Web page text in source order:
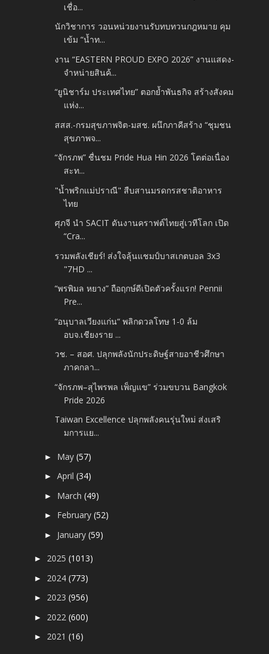
เชื่อ...
นักวิชาการ วอนหน่วยงานรับทบทวนกฎหมาย คุม
เข้ม “น้ำท...
งาน “EASTERN PROUD EXPO 2026” งานแสดง-
จำหน่ายสินค้...
“ยูนิชาร์ม ประเทศไทย” ตอกย้ำพันธกิจ สร้างสังคม
แห่ง...
สสส.-กรมสุขภาพจิต-มสช. ผนึกภาคีสร้าง “ชุมชน
สุขภาพจ...
“จักรภพ” ชื่นชม Pride Hua Hin 2026 โตต่อเนื่อง
สะท...
"น้ำพริกแม่ปราณี" สืบสานมรดกรสชาติอาหาร
ไทย
ศุภจี นำ SACIT ดันงานคราฟต์ไทยสู่เวทีโลก เปิด
“Cra...
รวมพลังเชียร์! ส่งใจลุ้นแชมป์บาสเกตบอล 3x3
"7HD ...
“พรพิมล หยาง” ถือฤกษ์ดีเปิดตัวครั้งแรก! Pennii
Pre...
“อนุบาลเวียงแก่น“ พลิกดวลโทษ 1-0 ล้ม
อบจ.เชียงราย ...
วช. – สอศ. ปลุกพลังนักประดิษฐ์สายอาชีวศึกษา
ภาคกลา...
“จักรภพ–สุไพรพล เพ็ญแข” ร่วมขบวน Bangkok
Pride 2026
Taiwan Excellence ปลุกพลังคนรุ่นใหม่ ส่งเสริ
มการแย...
► May(57)
►April(34)
► March(49)
► February(52)
► January(59)
► 2025(1013)
► 2024(773)
► 2023(956)
► 2022(600)
► 2021(16)